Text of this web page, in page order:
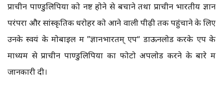
प्राचीन पाण्डुलिपियों को नष्ट होने से बचाने तथा प्राचीन भारतीय ज्ञान
परंपरा और सांस्कृतिक धरोहर को आने वाली पीढ़ी तक पहुंचाने के लिए
उनके स्वयं के मोबाइल में ”ज्ञानभारतम् एप“ डाऊनलोड करके एप के
माध्यम से प्राचीन पाण्डुलिपियों का फोटो अपलोड करने के बारे में
जानकारी दी।